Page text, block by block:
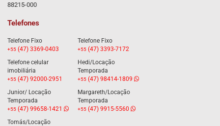
88215-000
Telefones
Telefone Fixo
+55 (47) 3369-0403
Telefone Fixo
+55(47) 3393-7172
Telefone celular
imobiliária
+55 (47) 92000-2951
Hedi/Locação
Temporada
+55(47) 98414-1809
Junior/ Locação
Temporada
+55 (47) 99658-1421
Margareth/Locação
Temporada
+55(47) 9915-5560
Tomás/Locação